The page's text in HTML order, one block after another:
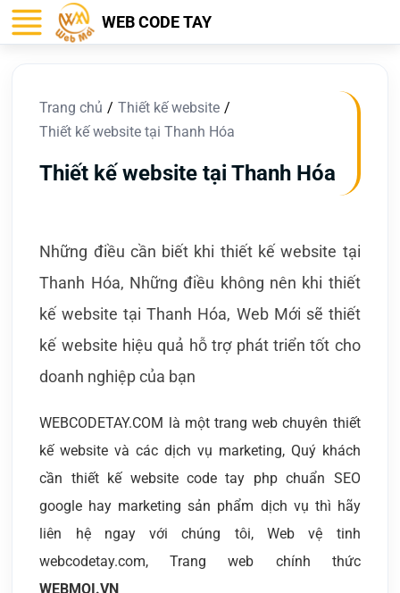
WEB CODE TAY
Trang chủ
Thiết kế website
Thiết kế website tại Thanh Hóa
Thiết kế website tại Thanh Hóa
Những điều cần biết khi thiết kế website tại
Thanh Hóa, Những điều không nên khi thiết
kế website tại Thanh Hóa, Web Mới sẽ thiết
kế website hiệu quả hỗ trợ phát triển tốt cho
doanh nghiệp của bạn
WEBCODETAY.COM là một trang web chuyên thiết
kế website và các dịch vụ marketing, Quý khách
cần thiết kế website code tay php chuẩn SEO
google hay marketing sản phẩm dịch vụ thì hãy
liên hệ ngay với chúng tôi, Web vệ tinh
webcodetay.com, Trang web chính thức
WEBMOI.VN